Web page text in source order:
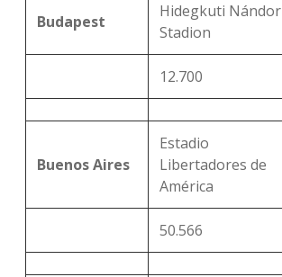
Budapest
Hidegkuti Nándor
Stadion
12.700
Buenos Aires
Estadio
Libertadores de
América
50.566